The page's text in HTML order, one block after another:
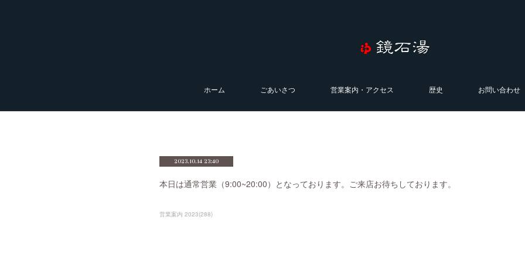
ホーム ごあいさつ 営業案内・アクセス 歴史 お問い合わせ
2023.10.14 23:40
本日は通常営業（9:00~20:00）となっております。ご来店お待ちしております。
営業案内 2023(288)